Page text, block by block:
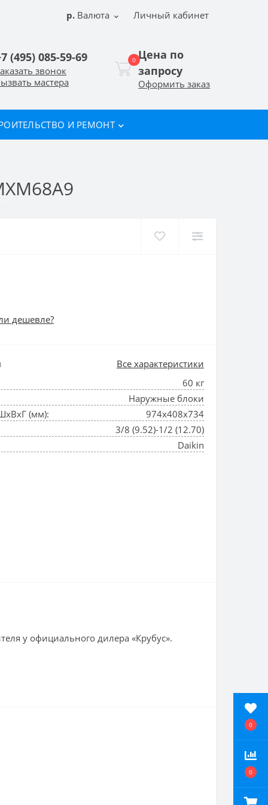
0
0
р. Валюта Личный кабинет
(495) 085-59-69
звонок
мастера
0 Цена по
запросу
Оформить заказ
И РЕМОНТ
дешевле?
Все характеристики
60 кг
Наружные блоки
(мм):
974x408x734
3/8 (9.52)-1/2 (12.70)
Daikin
у официального дилера «Крубус».